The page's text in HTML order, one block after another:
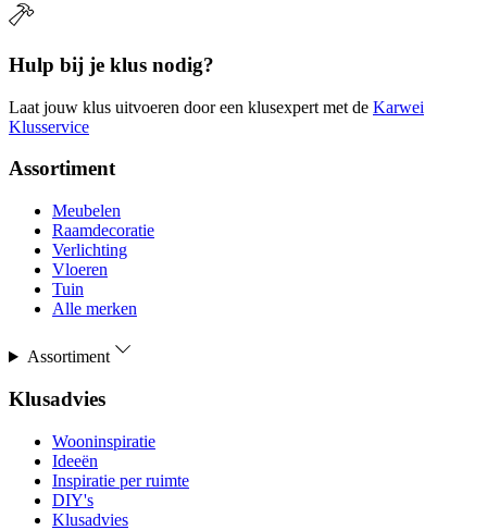
Hulp bij je klus nodig?
Laat jouw klus uitvoeren door een klusexpert met de Karwei
Klusservice
Assortiment
Meubelen
Raamdecoratie
Verlichting
Vloeren
Tuin
Alle merken
Assortiment
Klusadvies
Wooninspiratie
Ideeën
Inspiratie per ruimte
DIY's
Klusadvies